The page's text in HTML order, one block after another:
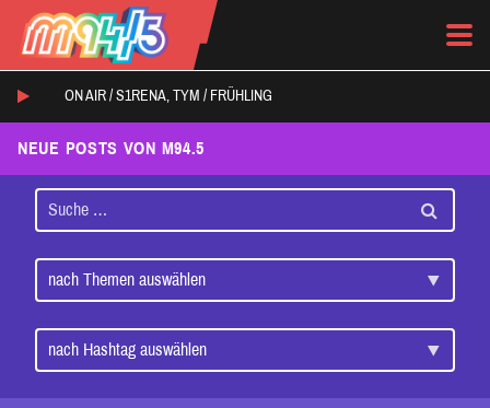
ON AIR / S1RENA, TYM / FRÜHLING
NEUE POSTS VON M94.5